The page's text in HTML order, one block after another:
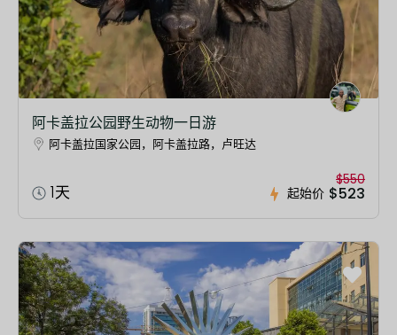
阿卡盖拉公园野生动物一日游
阿卡盖拉国家公园，阿卡盖拉路，卢旺达
1天 起始价
$550
$523